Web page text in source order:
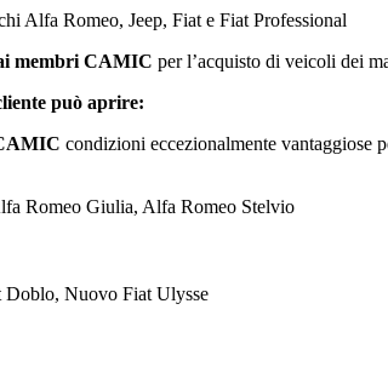
Alfa Romeo, Jeep, Fiat e Fiat Professional
membri CAMIC per l’acquisto di veicoli dei
può aprire:
condizioni eccezionalmente vantaggiose
Romeo Giulia, Alfa Romeo Stelvio
Doblo, Nuovo Fiat Ulysse